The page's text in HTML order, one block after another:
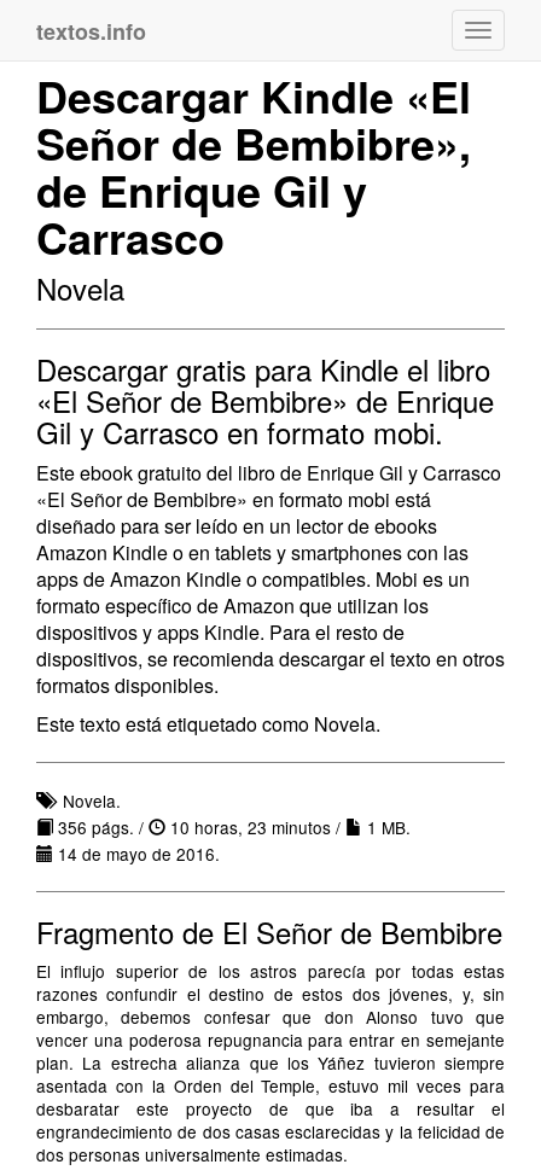
textos.info
Descargar Kindle «El
Señor de Bembibre»,
de Enrique Gil y
Carrasco
Novela
Descargar gratis para Kindle el libro
«El Señor de Bembibre» de Enrique
Gil y Carrasco en formato mobi.
Este ebook gratuito del libro de Enrique Gil y Carrasco
«El Señor de Bembibre» en formato mobi está
diseñado para ser leído en un lector de ebooks
Amazon Kindle o en tablets y smartphones con las
apps de Amazon Kindle o compatibles. Mobi es un
formato específico de Amazon que utilizan los
dispositivos y apps Kindle. Para el resto de
dispositivos, se recomienda descargar el texto en otros
formatos disponibles.
Este texto está etiquetado como Novela.
Novela.
356 págs. /
10 horas, 23 minutos /
1 MB.
14 de mayo de 2016.
Fragmento de El Señor de Bembibre
El influjo superior de los astros parecía por todas estas
razones confundir el destino de estos dos jóvenes, y, sin
embargo, debemos confesar que don Alonso tuvo que
vencer una poderosa repugnancia para entrar en semejante
plan. La estrecha alianza que los Yáñez tuvieron siempre
asentada con la Orden del Temple, estuvo mil veces para
desbaratar este proyecto de que iba a resultar el
engrandecimiento de dos casas esclarecidas y la felicidad de
dos personas universalmente estimadas.